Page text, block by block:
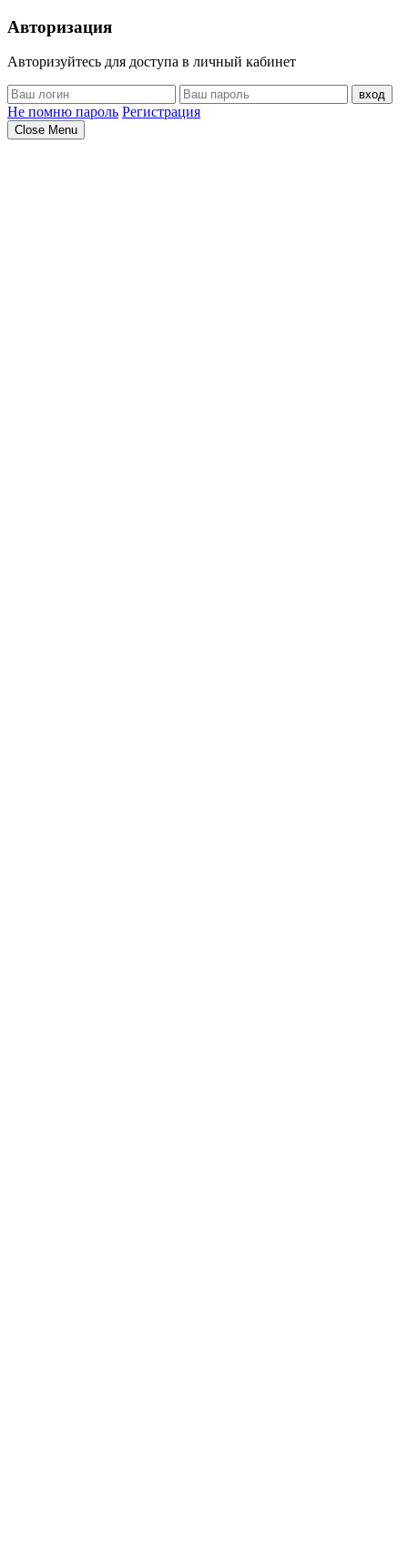
Авторизация
Авторизуйтесь для доступа в личный кабинет
вход
Не помню пароль Регистрация
Close Menu